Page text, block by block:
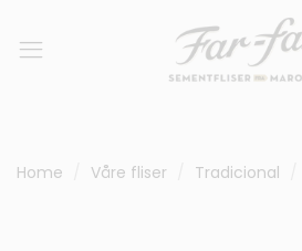
Home Våre fliser Tradicional